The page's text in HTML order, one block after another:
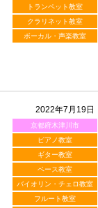
トランペット教室
クラリネット教室
ボーカル・声楽教室
2022年7月19日
京都府木津川市
ピアノ教室
ギター教室
ベース教室
バイオリン・チェロ教室
フルート教室